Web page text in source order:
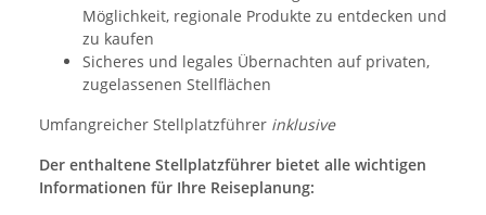
Möglichkeit, regionale Produkte zu entdecken und
zu kaufen
Sicheres und legales Übernachten auf privaten,
zugelassenen Stellflächen
Umfangreicher Stellplatzführer inklusive
Der enthaltene Stellplatzführer bietet alle wichtigen
Informationen für Ihre Reiseplanung: